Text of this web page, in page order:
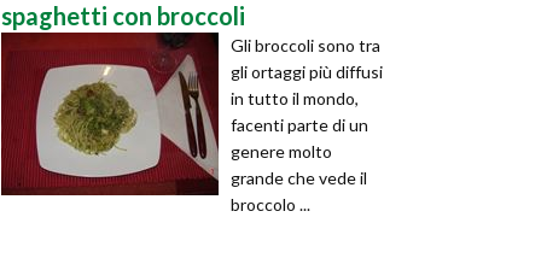
spaghetti con broccoli
Gli broccoli sono tra
gli ortaggi più diffusi
in tutto il mondo,
facenti parte di un
genere molto
grande che vede il
broccolo ...